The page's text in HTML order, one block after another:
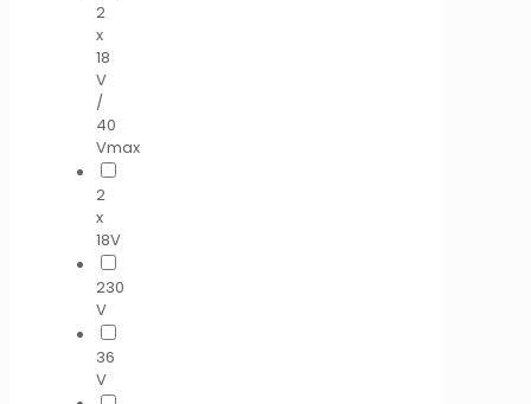
2
x
18
V
/
40
Vmax
2
x
18V
230
V
36
V